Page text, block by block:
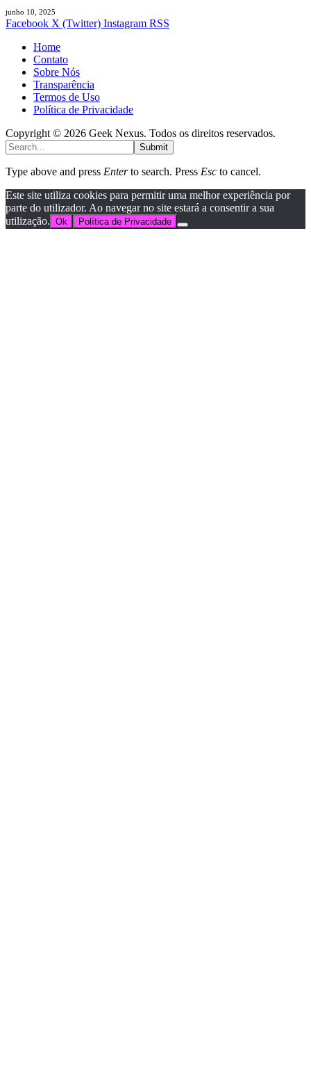
junho 10, 2025
Facebook X (Twitter) Instagram RSS
Home
Contato
Sobre Nós
Transparência
Termos de Uso
Política de Privacidade
Copyright © 2026 Geek Nexus. Todos os direitos reservados.
Submit
Type above and press Enterto search. Press Esc to cancel.
Este site utiliza cookies para permitir uma melhor experiência por
parte do utilizador. Ao navegar no site estará a consentir a sua
utilização. Ok Política de Privacidade